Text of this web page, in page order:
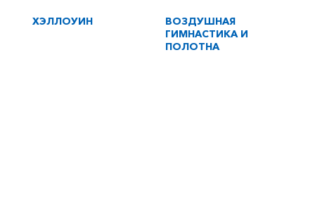
ХЭЛЛОУИН
ВОЗДУШНАЯ
ГИМНАСТИКА И
ПОЛОТНА